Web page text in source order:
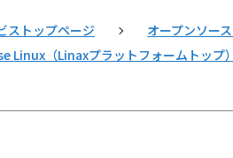
ストップページ オープンソー
Linux（Linaxプラットフォームトップ）